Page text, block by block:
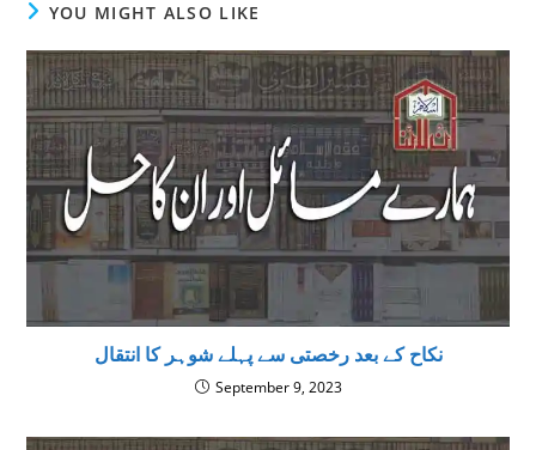
YOU MIGHT ALSO LIKE
نکاح کے بعد رخصتی سے پہلے شوہر کا انتقال
September 9, 2023